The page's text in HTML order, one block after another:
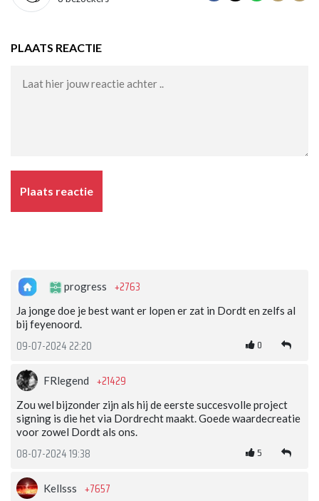
PLAATS REACTIE
Plaats reactie
progress +2763
Ja jonge doe je best want er lopen er zat in Dordt en zelfs al
bij feyenoord.
09-07-2024 22:20 0
FRlegend +21429
Zou wel bijzonder zijn als hij de eerste succesvolle project
signing is die het via Dordrecht maakt. Goede waardecreatie
voor zowel Dordt als ons.
08-07-2024 19:38 5
Kellsss +7657